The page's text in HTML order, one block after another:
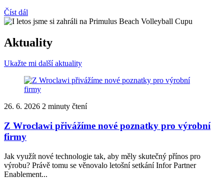
Číst dál
Aktuality
Ukažte mi další aktuality
26. 6. 2026 2 minuty čtení
Z Wroclawi přivážíme nové poznatky pro výrobní
firmy
Jak využít nové technologie tak, aby měly skutečný přínos pro
výrobu? Právě tomu se věnovalo letošní setkání Infor Partner
Enablement...